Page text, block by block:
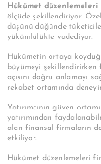
Hükümet
ölçüde şekillendiriyor.
düşünüldüğünde
yükümlülükte vadediyor.
Hükûmetin ortaya
büyümeyi şekillendirirken
açısını doğru anlamayı
rekabet ortamında
Yatırımcının güven
yatırımından
alan finansal firmaların
etkiliyor.
Hükümet düzenlemeleri